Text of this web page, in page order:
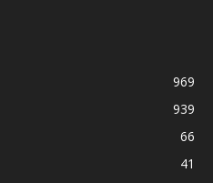
969
939
66
41